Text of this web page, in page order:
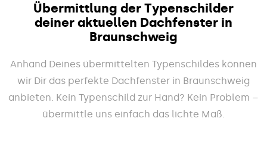
Übermittlung der Typenschilder
deiner aktuellen Dachfenster in
Braunschweig
Anhand Deines übermittelten Typenschildes können
wir Dir das perfekte Dachfenster in Braunschweig
anbieten. Kein Typenschild zur Hand? Kein Problem –
übermittle uns einfach das lichte Maß.